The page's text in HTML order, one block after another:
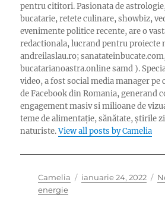
pentru cititori. Pasionata de
bucatarie, retete culinare, showbiz,
evenimente politice recente, are o
redactionala, lucrand pentru proiecte
andreilaslau.ro;
bucatarianoastra.online samd ).
video, a fost social media manager pe
de Facebook din Romania, generand
engagement masiv si milioane de
teme de alimentație, sănătate, știrile
naturiste.View all posts by Camelia
Author
Camelia
Posted
ianuarie 24, 2022
energie